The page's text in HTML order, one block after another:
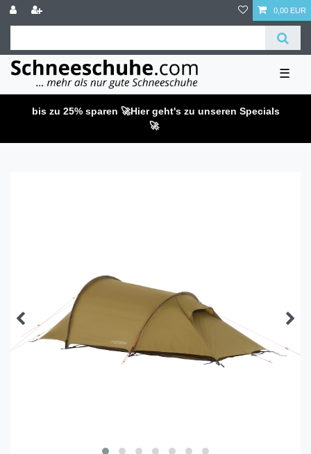
0,00 EUR
☰
bis zu 25% sparen 🚀Hier geht's zu unseren Specials
🚀